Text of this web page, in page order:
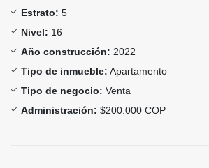
Estrato: 5
Nivel: 16
Año construcción: 2022
Tipo de inmueble: Apartamento
Tipo de negocio: Venta
Administración: $200.000 COP